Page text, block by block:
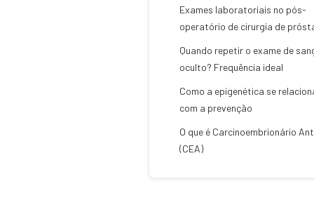
Exames laboratoriais no pós-
operatório de cirurgia de
Quando repetir o exame de
oculto? Frequência ideal
Como a epigenética se
com a prevenção
O que é Carcinoembrionário
(CEA)